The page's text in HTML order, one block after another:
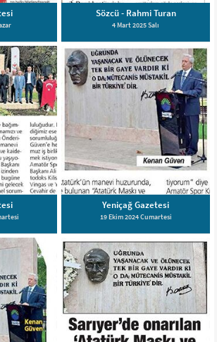
Sözcü - Rahmi Turan
4 Mart 2025 Salı
Yeniçağ Gazetesi
19 Ekim 2024 Cumartesi